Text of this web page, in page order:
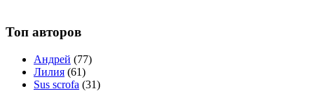
Топ авторов
Андрей (77)
Лилия (61)
Sus scrofa (31)